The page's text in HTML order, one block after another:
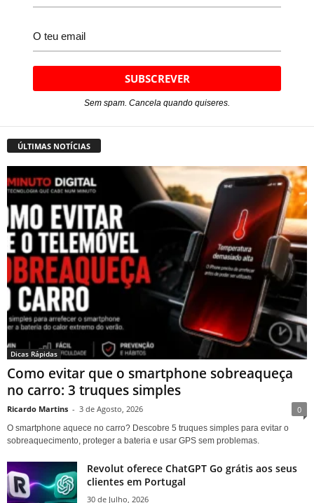
Sem spam. Cancela quando quiseres.
ÚLTIMAS NOTÍCIAS
Dicas Rápidas
Como evitar que o smartphone sobreaqueça
no carro: 3 truques simples
Ricardo Martins - 3 de Agosto, 2026 0
O smartphone aquece no carro? Descobre 5 truques simples para evitar o
sobreaquecimento, proteger a bateria e usar GPS sem problemas.
Revolut oferece ChatGPT Go grátis aos seus
clientes em Portugal
30 de Julho, 2026